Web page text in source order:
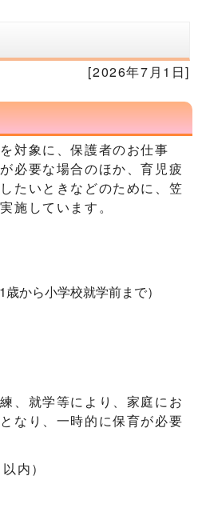
[2026年7月1日]
対象に、保護者のお仕事
必要な場合のほか、育児疲
たいときなどのために、笠
施しています。
から小学校就学前まで）
、就学等により、家庭にお
なり、一時的に保育が必要
）